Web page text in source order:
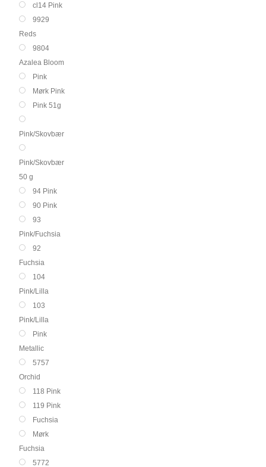
cl14 Pink
9929
Reds
9804
Azalea Bloom
Pink
Mørk Pink
Pink 51g
Pink/Skovbær
Pink/Skovbær
50 g
94 Pink
90 Pink
93
Pink/Fuchsia
92
Fuchsia
104
Pink/Lilla
103
Pink/Lilla
Pink
Metallic
5757
Orchid
118 Pink
119 Pink
Fuchsia
Mørk
Fuchsia
5772